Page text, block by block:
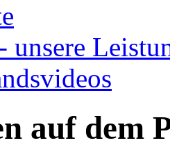
unsere
auf dem